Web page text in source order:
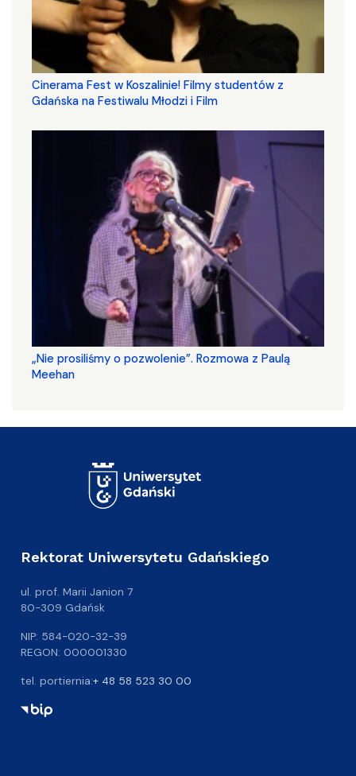
Cinerama Fest w Koszalinie! Filmy studentów z
Gdańska na Festiwalu Młodzi i Film
„Nie prosiliśmy o pozwolenie”. Rozmowa z Paulą
Meehan
Rektorat Uniwersytetu Gdańskiego
ul. prof. Marii Janion 7
80-309 Gdańsk
NIP: 584-020-32-39
REGON: 000001330
tel. portiernia:+ 48 58 523 30 00